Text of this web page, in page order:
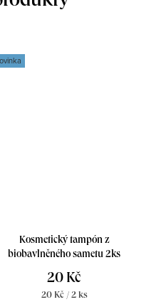
Kosmetický tampón z
biobavlněného sametu 2ks
20 Kč
Měrná
20 Kč / 2 ks